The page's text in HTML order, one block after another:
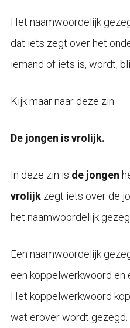
Het naamwoordelijk
dat iets zegt over het
iemand of iets is, wordt,
Kijk maar naar deze zin:
De jongen is vrolijk.
In deze zin is de jongen
vrolijkzegt iets over de
het naamwoordelijk
Een naamwoordelijk
een koppelwerkwoord en
Het koppelwerkwoord
wat erover wordt